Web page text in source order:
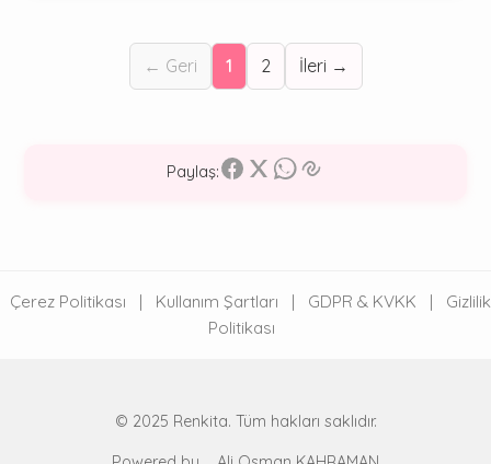
← Geri 1 2 İleri →
Paylaş:
Çerez Politikası | Kullanım Şartları | GDPR & KVKK |
Gizlilik
Politikası
© 2025 Renkita. Tüm hakları saklıdır.